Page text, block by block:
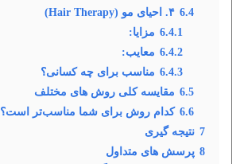
6.4 ۴. احیای مو (Hair Therapy)
6.4.1 مزایا:
6.4.2 معایب:
6.4.3 مناسب برای چه کسانی؟
6.5 مقایسه کلی روش های مختلف
6.6 کدام روش برای شما مناسب‌تر است؟
7 نتیجه گیری
8 پرسش های متداول